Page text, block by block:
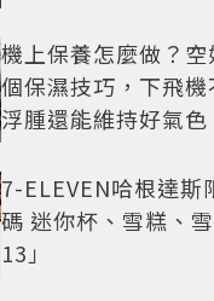
機上保養怎麼做？
個保濕技巧，下飛
浮腫還能維持好氣色
7-ELEVEN哈根達斯
碼 迷你杯、雪糕、
13」